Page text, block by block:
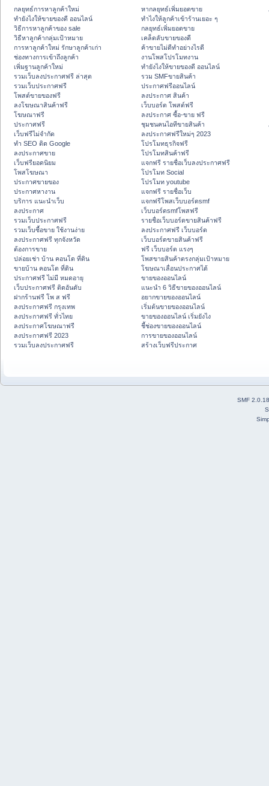
กลยุทธ์การหาลูกค้าใหม่
ทํายังไงให้ขายของดี ออนไลน์
วิธีการหาลูกค้าของ sale
วิธีหาลูกค้ากลุ่มเป้าหมาย
การหาลูกค้าใหม่ รักษาลูกค้าเก่า
ช่องทางการเข้าถึงลูกค้า
เพิ่มฐานลูกค้าใหม่
รวมเว็บลงประกาศฟรี ล่าสุด
รวมเว็บประกาศฟรี
โพสต์ขายของฟรี
ลงโฆษณาสินค้าฟรี
โฆษณาฟรี
ประกาศฟรี
เว็บฟรีไม่จำกัด
ทำ SEO ติด Google
ลงประกาศขาย
เว็บฟรียอดนิยม
โพสโฆษณา
ประกาศขายของ
ประกาศหางาน
บริการ แนะนำเว็บ
ลงประกาศ
รวมเว็บประกาศฟรี
รวมเว็บซื้อขาย ใช้งานง่าย
ลงประกาศฟรี ทุกจังหวัด
ต้องการขาย
ปล่อยเช่า บ้าน คอนโด ที่ดิน
ขายบ้าน คอนโด ที่ดิน
ประกาศฟรี ไม่มี หมดอายุ
เว็บประกาศฟรี ติดอันดับ
ฝากร้านฟรี โพ ส ฟรี
ลงประกาศฟรี กรุงเทพ
ลงประกาศฟรี ทั่วไทย
ลงประกาศโฆษณาฟรี
ลงประกาศฟรี 2023
รวมเว็บลงประกาศฟรี
หากลยุทธ์เพิ่มยอดขาย
ทําไงให้ลูกค้าเข้าร้านเยอะ ๆ
กลยุทธ์เพิ่มยอดขาย
เคล็ดลับขายของดี
ค้าขายไม่ดีทำอย่างไรดี
งานโพสโปรโมทงาน
ทํายังไงให้ขายของดี ออนไลน์
รวม SMFขายสินค้า
ประกาศฟรีออนไลน์
ลงประกาศ สินค้า
เว็บบอร์ด โพสต์ฟรี
ลงประกาศ ซื้อ-ขาย ฟรี
ชุมชนคนไอทีขายสินค้า
ลงประกาศฟรีใหม่ๆ 2023
โปรโมทธุรกิจฟรี
โปรโมทสินค้าฟรี
แจกฟรี รายชื่อเว็บลงประกาศฟรี
โปรโมท Social
โปรโมท youtube
แจกฟรี รายชื่อเว็บ
แจกฟรีโพสเว็บบอร์ดsmf
เว็บบอร์ดsmfโพสฟรี
รายชื่อเว็บบอร์ดขายสินค้าฟรี
ลงประกาศฟรี เว็บบอร์ด
เว็บบอร์ดขายสินค้าฟรี
ฟรี เว็บบอร์ด แรงๆ
โพสขายสินค้าตรงกลุ่มเป้าหมาย
โฆษณาเลื่อนประกาศได้
ขายของออนไลน์
แนะนำ 6 วิธีขายของออนไลน์
อยากขายของออนไลน์
เริ่มต้นขายของออนไลน์
ขายของออนไลน์ เริ่มยังไง
ชี้ช่องขายของออนไลน์
การขายของออนไลน์
สร้างเว็บฟรีประกาศ
SMF 2.0.18